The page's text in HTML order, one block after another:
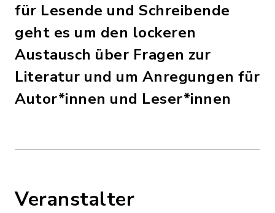
für Lesende und Schreibende
geht es um den lockeren
Austausch über Fragen zur
Literatur und um Anregungen für
Autor*innen und Leser*innen
Veranstalter